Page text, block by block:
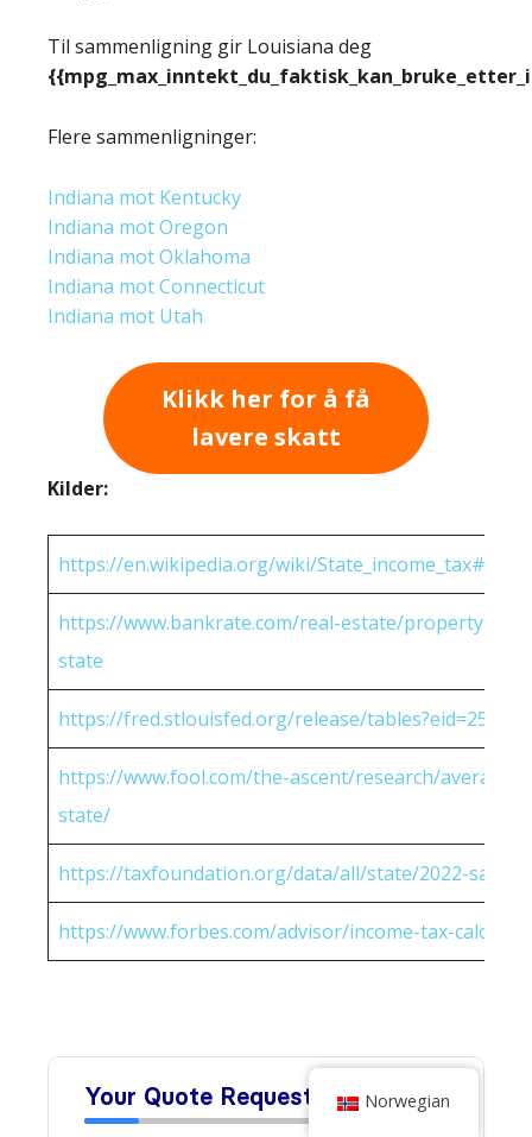
Til sammenligning gir Louisiana deg
Flere sammenligninger:
Indiana mot Kentucky
Indiana mot Oregon
Indiana mot Oklahoma
Indiana mot Connecticut
Indiana mot Utah
Klikk her for å få
lavere skatt
Kilder:
https://en.wikipedia.org/wiki/
https://www.bankrate.com/real-estate/property-
state
https://fred.stlouisfed.org/release/
https://www.fool.com/the-ascent/research/average-
state/
https://taxfoundation.org/data/all/state/2022-sales-
https://www.forbes.com/advisor/income-tax-
Norwegian